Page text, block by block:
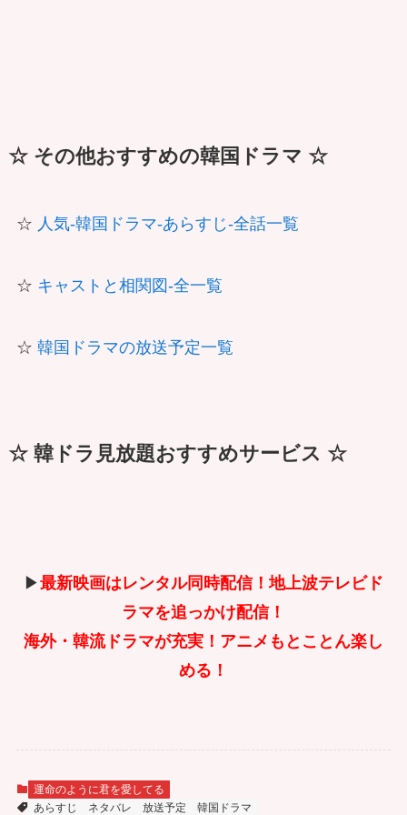
☆ その他おすすめの韓国ドラマ ☆
☆ 人気-韓国ドラマ-あらすじ-全話一覧
☆ キャストと相関図-全一覧
☆ 韓国ドラマの放送予定一覧
☆ 韓ドラ見放題おすすめサービス ☆
▶最新映画はレンタル同時配信！地上波テレビド
ラマを追っかけ配信！
海外・韓流ドラマが充実！アニメもとことん楽し
める！
運命のように君を愛してる
あらすじ
ネタバレ 放送予定 韓国ドラマ